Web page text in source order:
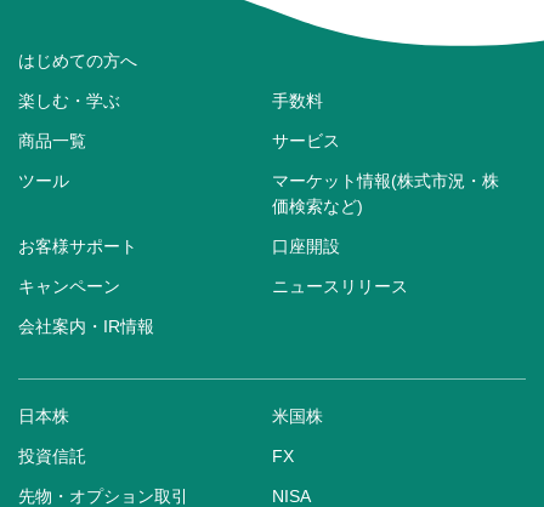
はじめての方へ
楽しむ・学ぶ 手数料
商品一覧 サービス
ツール
マーケット情報(株式市況・株
価検索など)
お客様サポート 口座開設
キャンペーン ニュースリリース
会社案内・IR情報
日本株 米国株
投資信託 FX
先物・オプション取引 NISA